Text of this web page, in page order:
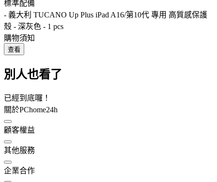
標準配備
- 義大利 TUCANO Up Plus iPad A16/第10代 專用 高質感保護
殼 - 深灰色 - 1 pcs
購物須知
查看
別人也看了
已經到底囉！
關於PChome24h
顧客權益
其他服務
企業合作